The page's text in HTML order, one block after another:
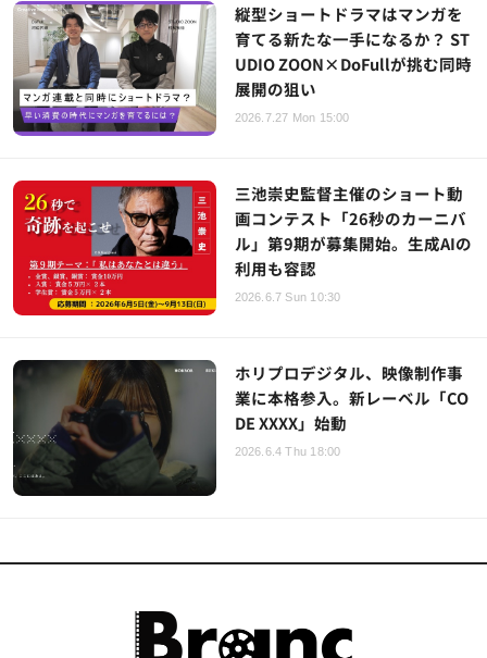
縦型ショートドラマはマンガを
育てる新たな一手になるか？ ST
UDIO ZOON×DoFullが挑む同時
展開の狙い
2026.7.27 Mon 15:00
三池崇史監督主催のショート動
画コンテスト「26秒のカーニバ
ル」第9期が募集開始。生成AIの
利用も容認
2026.6.7 Sun 10:30
ホリプロデジタル、映像制作事
業に本格参入。新レーベル「CO
DE XXXX」始動
2026.6.4 Thu 18:00